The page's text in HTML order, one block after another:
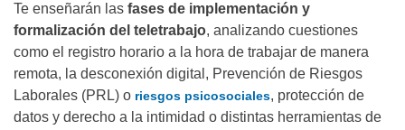
Te enseñarán las fases de implementación y
formalización del teletrabajo, analizando cuestiones
como el registro horario a la hora de trabajar de manera
remota, la desconexión digital, Prevención de Riesgos
Laborales (PRL) o riesgos psicosociales, protección de
datos y derecho a la intimidad o distintas herramientas de